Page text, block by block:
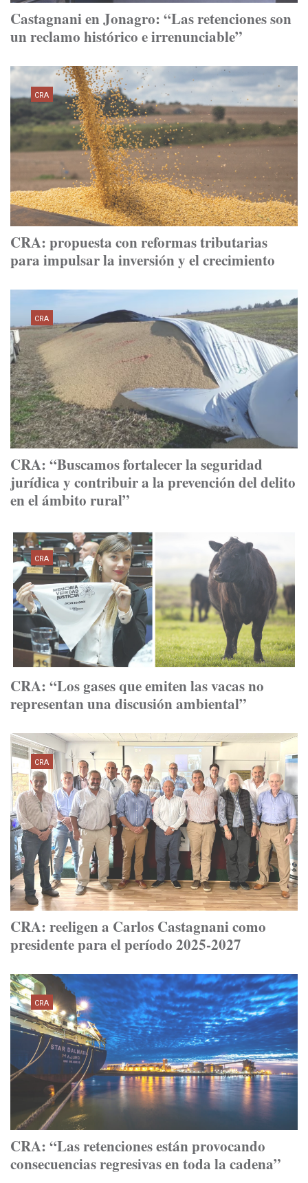
Castagnani en Jonagro: “Las retenciones son
un reclamo histórico e irrenunciable”
CRA
CRA: propuesta con reformas tributarias
para impulsar la inversión y el crecimiento
CRA
CRA: “Buscamos fortalecer la seguridad
jurídica y contribuir a la prevención del delito
en el ámbito rural”
CRA
CRA: “Los gases que emiten las vacas no
representan una discusión ambiental”
CRA
CRA: reeligen a Carlos Castagnani como
presidente para el período 2025-2027
CRA
CRA: “Las retenciones están provocando
consecuencias regresivas en toda la cadena”